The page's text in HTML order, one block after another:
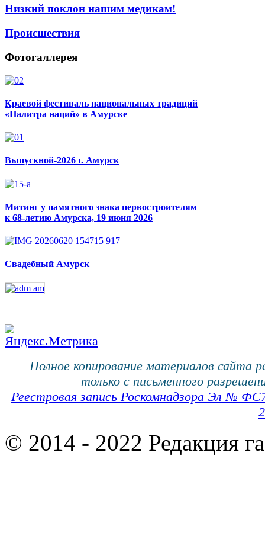
Низкий поклон нашим медикам!
Происшествия
Фотогаллерея
Краевой фестиваль национальных традиций
«Палитра наций» в Амурске
Выпускной-2026 г. Амурск
Митинг у памятного знака первостроителям
к 68-летию Амурска, 19 июня 2026
Свадебный Амурск
Полное копирование материалов сайта
только с письменного
Реестровая запись Роскомнадзора Эл №
© 2014 - 2022 Редакция